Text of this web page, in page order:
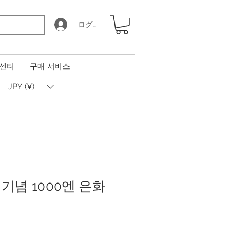
ログイン
터 구매 서비스
JPY (¥)
념 1000엔 은화